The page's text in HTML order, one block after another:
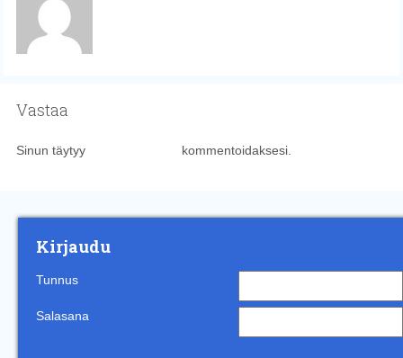
Vastaa
Sinun täytyy kommentoidaksesi.
Kirjaudu
Tunnus
Salasana